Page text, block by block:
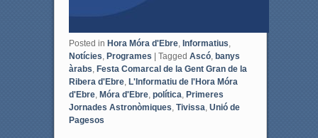
Posted in Hora Móra d'Ebre, Informatius
Notícies Programes | Tagged Ascó, banys
àrabs Festa Comarcal de la Gent Gran de la
Ribera d'Ebre, L'Informatiu de l'Hora Móra
d'Ebre, Móra d'Ebre, política Primeres
Jornades Astronòmiques Tivissa Unió de
Pagesos